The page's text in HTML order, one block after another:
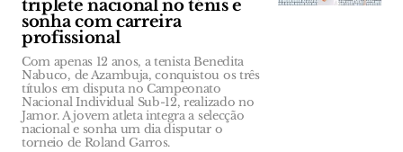
triplete nacional no ténis e
sonha com carreira
profissional
Com apenas 12 anos, a tenista Benedita
Nabuco, de Azambuja, conquistou os três
títulos em disputa no Campeonato
Nacional Individual Sub-12, realizado no
Jamor. A jovem atleta integra a selecção
nacional e sonha um dia disputar o
torneio de Roland Garros.